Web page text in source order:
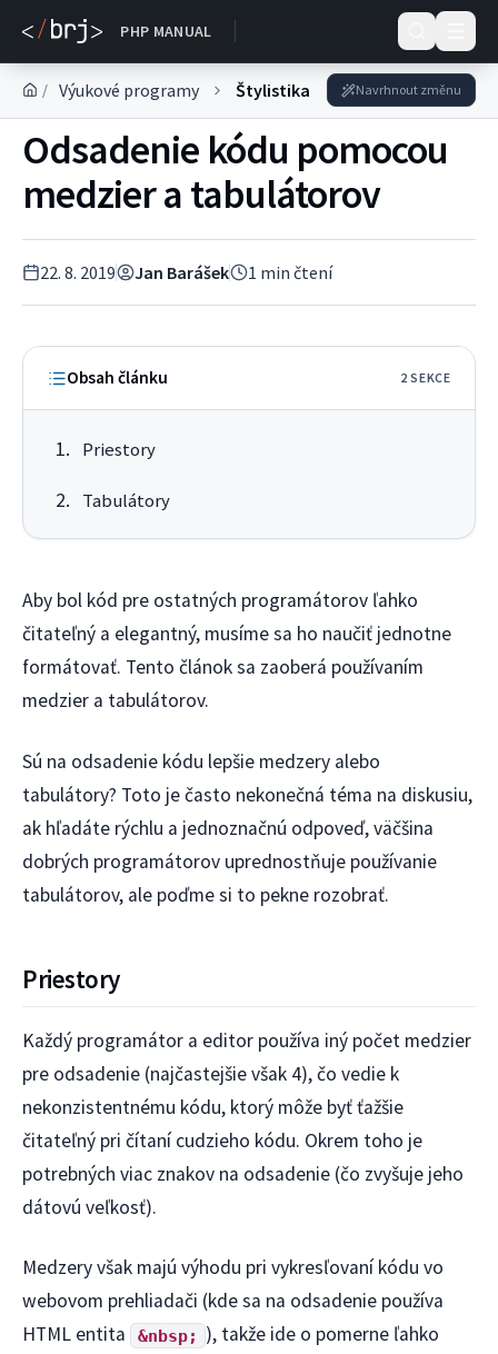
PHP MANUAL
DOKUMENTACE
/ Výukové programy Štylistika a konvencieNavrhnout změnu
Odsadenie kódu pomocou
medzier a tabulátorov
22. 8. 2019 Jan Barášek 1 min čtení
Obsah článku 2 SEKCE
Priestory
Tabulátory
Aby bol kód pre ostatných programátorov ľahko
čitateľný a elegantný, musíme sa ho naučiť jednotne
formátovať. Tento článok sa zaoberá používaním
medzier a tabulátorov.
Sú na odsadenie kódu lepšie medzery alebo
tabulátory? Toto je často nekonečná téma na diskusiu,
ak hľadáte rýchlu a jednoznačnú odpoveď, väčšina
dobrých programátorov uprednostňuje používanie
tabulátorov, ale poďme si to pekne rozobrať.
Priestory
Každý programátor a editor používa iný počet medzier
pre odsadenie (najčastejšie však 4), čo vedie k
nekonzistentnému kódu, ktorý môže byť ťažšie
čitateľný pri čítaní cudzieho kódu. Okrem toho je
potrebných viac znakov na odsadenie (čo zvyšuje jeho
dátovú veľkosť).
Medzery však majú výhodu pri vykresľovaní kódu vo
webovom prehliadači (kde sa na odsadenie používa
HTML entita
&nbsp;
), takže ide o pomerne ľahko